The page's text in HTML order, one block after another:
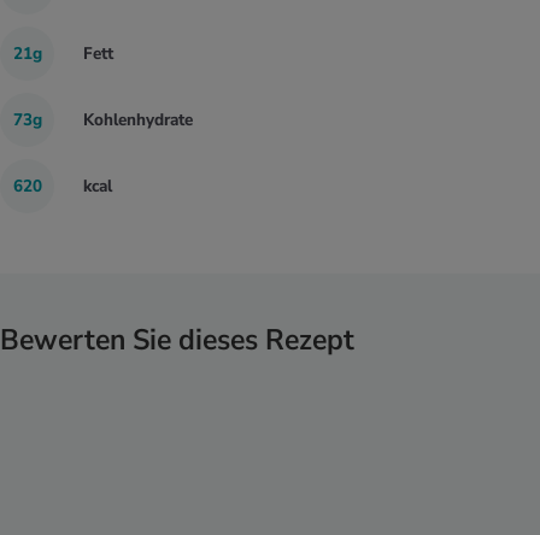
21g Fett
73g Kohlenhydrate
620 kcal
Bewerten Sie dieses Rezept